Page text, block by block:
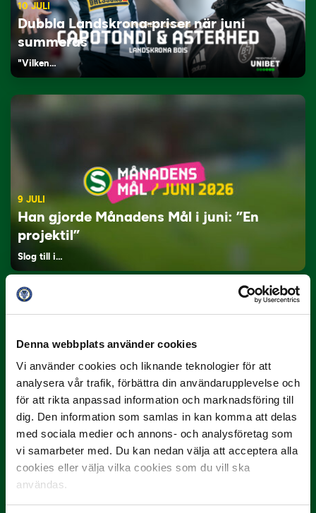
Denna webbplats använder cookies
Vi använder cookies och liknande teknologier för att
analysera vår trafik, förbättra din användarupplevelse och
för att rikta anpassad information och marknadsföring till
dig. Den information som samlas in kan komma att delas
med sociala medier och annons- och analysföretag som
vi samarbeter med. Du kan nedan välja att acceptera alla
cookies eller välja vilka cookies som du vill ska
användas.
10 JULI
Dubbla Landskrona-priser när juni
summeras
"Vilken…
9 JULI
Han gjorde Månadens Mål i juni: ”En
projektil”
Slog till i…
3 JULI
Rösta på Månadens Spelare i juni
Yttrar gör…